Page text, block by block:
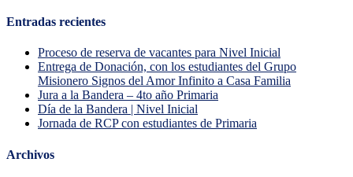
Entradas recientes
Proceso de reserva de vacantes para Nivel Inicial
Entrega de Donación, con los estudiantes del Grupo
Misionero Signos del Amor Infinito a Casa Familia
Jura a la Bandera – 4to año Primaria
Día de la Bandera | Nivel Inicial
Jornada de RCP con estudiantes de Primaria
Archivos